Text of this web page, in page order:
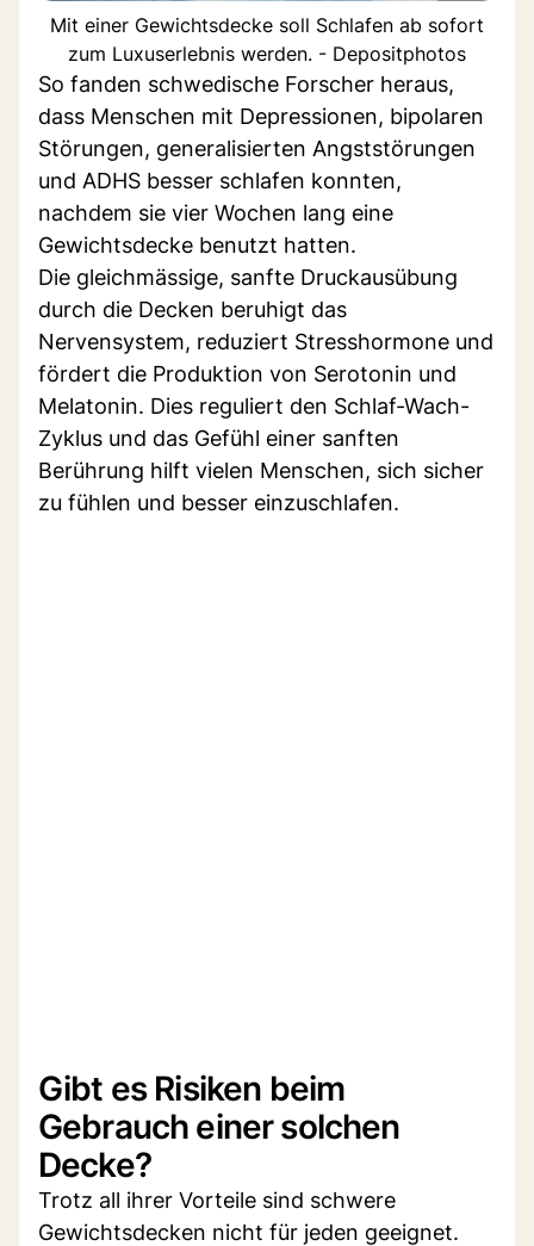
Mit einer Gewichtsdecke soll Schlafen ab sofort
zum Luxuserlebnis werden. - Depositphotos
So fanden schwedische Forscher heraus,
dass Menschen mit Depressionen, bipolaren
Störungen, generalisierten Angststörungen
und ADHS besser schlafen konnten,
nachdem sie vier Wochen lang eine
Gewichtsdecke benutzt hatten.
Die gleichmässige, sanfte Druckausübung
durch die Decken beruhigt das
Nervensystem, reduziert Stresshormone und
fördert die Produktion von Serotonin und
Melatonin. Dies reguliert den Schlaf-Wach-
Zyklus und das Gefühl einer sanften
Berührung hilft vielen Menschen, sich sicher
zu fühlen und besser einzuschlafen.
Gibt es Risiken beim
Gebrauch einer solchen
Decke?
Trotz all ihrer Vorteile sind schwere
Gewichtsdecken nicht für jeden geeignet.